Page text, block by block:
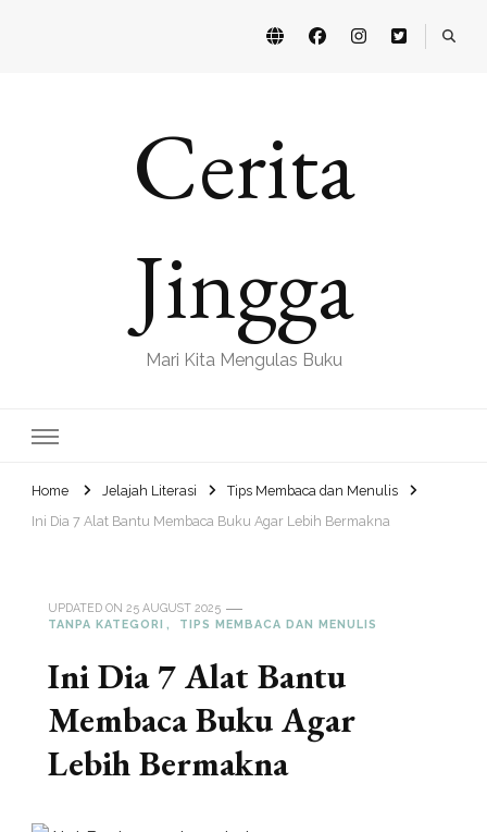
Cerita
Jingga
Mari Kita Mengulas Buku
Home Jelajah Literasi
Tips Membaca dan Menulis
Ini Dia 7 Alat Bantu Membaca Buku Agar Lebih Bermakna
UPDATED ON 25 AUGUST 2025
TANPA KATEGORI
TIPS MEMBACA DAN MENULIS
Ini Dia 7 Alat Bantu
Membaca Buku Agar
Lebih Bermakna